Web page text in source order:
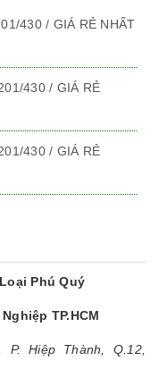
430 / GIÁ RẺ NHẤT
430 / GIÁ RẺ
430 / GIÁ RẺ
Phú Quý
TP.HCM
P. Hiệp Thành, Q.12,